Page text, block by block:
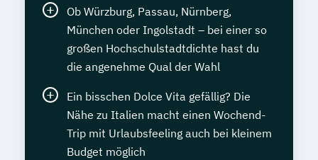
(FCE)" - B2
Sprachdiplom "Cambridge English:
Proficiency (CPE)" - C2
Staatlich geprüfte*r Übersetzer*in Englisch
Staatlich geprüfte*r Übersetzer*in
Französisch
Staatlich geprüfte*r Übersetzer*in
Ob Würzburg, Passau, Nürnberg,
München oder Ingolstadt – bei einer so
großen Hochschulstadtdichte hast du
die angenehme Qual der Wahl
Ein bisschen Dolce Vita gefällig? Die
Nähe zu Italien macht einen Wochend-
Trip mit Urlaubsfeeling auch bei kleinem
Budget möglich